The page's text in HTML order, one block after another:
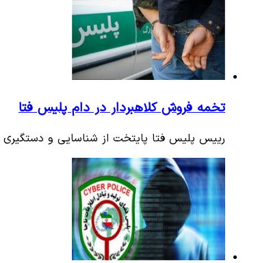
تخمه فروش کلاهبردار در دام پلیس فتا
رییس پلیس فتا پایتخت از شناسایی و